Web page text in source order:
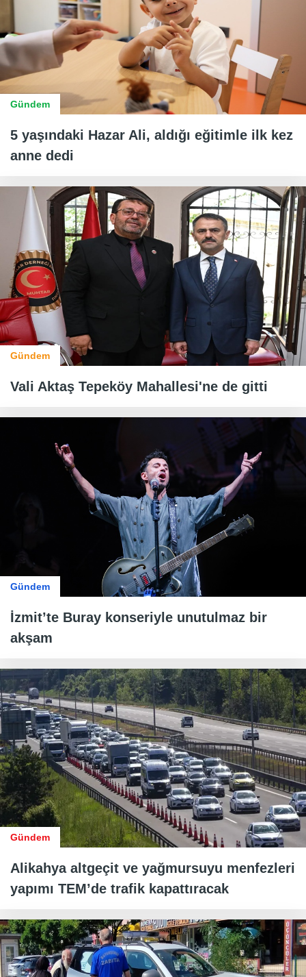
Gündem
5 yaşındaki Hazar Ali, aldığı eğitimle ilk kez
anne dedi
Gündem
Vali Aktaş Tepeköy Mahallesi'ne de gitti
Gündem
İzmit’te Buray konseriyle unutulmaz bir
akşam
Gündem
Alikahya altgeçit ve yağmursuyu menfezleri
yapımı TEM’de trafik kapattıracak